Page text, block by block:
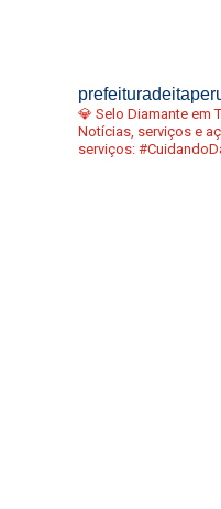
💎 Selo Diamante em
Notícias, serviços e
serviços: